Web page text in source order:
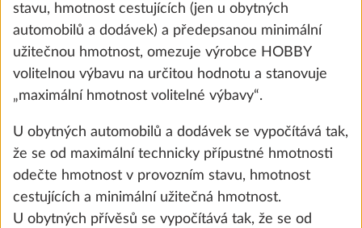
Regulátor tlaku plynu TRUMA
crash senzorem a plynovými filtry
2,2 kg
13 100 Kč
Přidat
stavu, hmotnost cestujících (jen u obytných
automobilů a dodávek) a předepsanou minimální
užitečnou hmotnost, omezuje výrobce HOBBY
volitelnou výbavu na určitou hodnotu a stanovuje
„maximální hmotnost volitelné výbavy“.
U obytných automobilů a dodávek se vypočítává tak,
že se od maximální technicky přípustné hmotnosti
odečte hmotnost v provozním stavu, hmotnost
cestujících a minimální užitečná hmotnost.
U obytných přívěsů se vypočítává tak, že se od